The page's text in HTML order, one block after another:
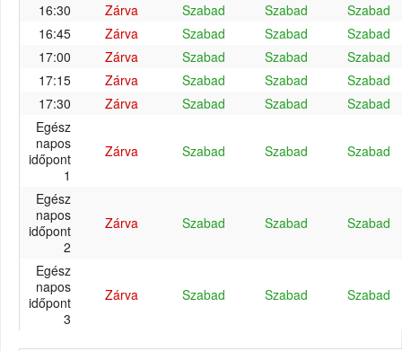
16:30 Zárva Szabad Szabad
Szabad
16:45
Zárva Szabad Szabad
Szabad
17:00
Zárva Szabad Szabad
Szabad
17:15
Zárva Szabad Szabad
Szabad
17:30
Zárva Szabad Szabad
Szabad
Egész
napos
időpont
1
Zárva Szabad Szabad Szabad
Egész
napos
időpont
2
Zárva Szabad Szabad Szabad
Egész
napos
időpont
3
Zárva Szabad Szabad Szabad